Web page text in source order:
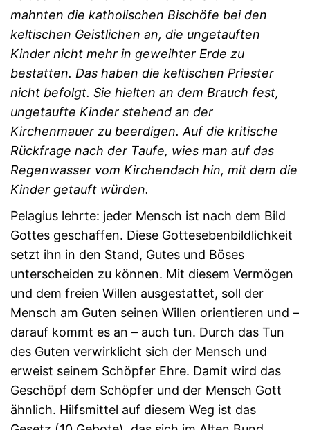
mahnten die katholischen Bischöfe bei den
keltischen Geistlichen an, die ungetauften
Kinder nicht mehr in geweihter Erde zu
bestatten. Das haben die keltischen Priester
nicht befolgt. Sie hielten an dem Brauch fest,
ungetaufte Kinder stehend an der
Kirchenmauer zu beerdigen. Auf die kritische
Rückfrage nach der Taufe, wies man auf das
Regenwasser vom Kirchendach hin, mit dem die
Kinder getauft würden.
Pelagius lehrte: jeder Mensch ist nach dem Bild
Gottes geschaffen. Diese Gottesebenbildlichkeit
setzt ihn in den Stand, Gutes und Böses
unterscheiden zu können. Mit diesem Vermögen
und dem freien Willen ausgestattet, soll der
Mensch am Guten seinen Willen orientieren und –
darauf kommt es an – auch tun. Durch das Tun
des Guten verwirklicht sich der Mensch und
erweist seinem Schöpfer Ehre. Damit wird das
Geschöpf dem Schöpfer und der Mensch Gott
ähnlich. Hilfsmittel auf diesem Weg ist das